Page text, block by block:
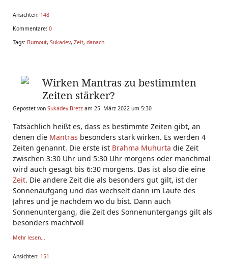
Ansichten: 148
Kommentare: 0
Tags: Burnout, Sukadev, Zeit, danach
Wirken Mantras zu bestimmten
Zeiten stärker?
Gepostet von Sukadev Bretz am 25. März 2022 um 5:30
Tatsächlich heißt es, dass es bestimmte Zeiten gibt, an
denen die Mantras besonders stark wirken. Es werden 4
Zeiten genannt. Die erste ist Brahma Muhurta die Zeit
zwischen 3:30 Uhr und 5:30 Uhr morgens oder manchmal
wird auch gesagt bis 6:30 morgens. Das ist also die eine
Zeit. Die andere Zeit die als besonders gut gilt, ist der
Sonnenaufgang und das wechselt dann im Laufe des
Jahres und je nachdem wo du bist. Dann auch
Sonnenuntergang, die Zeit des Sonnenuntergangs gilt als
besonders machtvoll
Mehr lesen...
Ansichten: 151